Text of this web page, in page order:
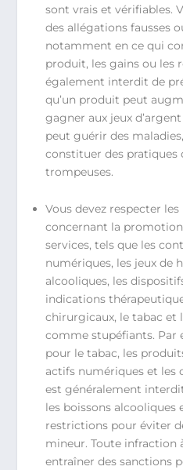
sont vrais et vérifiables.
des allégations fausses
notamment en ce qui
produit, les gains ou les
également interdit de
qu’un produit peut
gagner aux jeux
peut guérir des
constituer des pratiques
trompeuses.
Vous devez respecter
concernant la
services, tels que les
numériques, les jeux de
alcooliques, les
indications
chirurgicaux, le tabac et
comme stupéfiants. Par
pour le tabac, les
actifs numériques et les
est généralement
les boissons alcooliques
restrictions pour éviter
mineur. Toute infraction
entraîner des sanctions